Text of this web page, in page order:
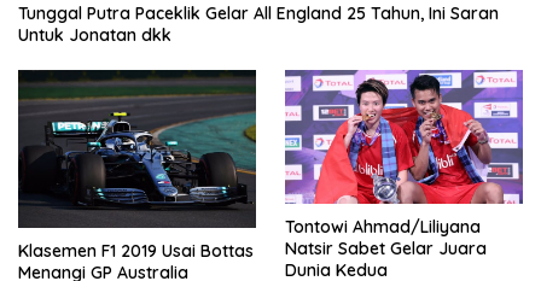
Tunggal Putra Paceklik Gelar All England 25 Tahun, Ini Saran
Untuk Jonatan dkk
Klasemen F1 2019 Usai Bottas
Menangi GP Australia
Tontowi Ahmad/Liliyana
Natsir Sabet Gelar Juara
Dunia Kedua